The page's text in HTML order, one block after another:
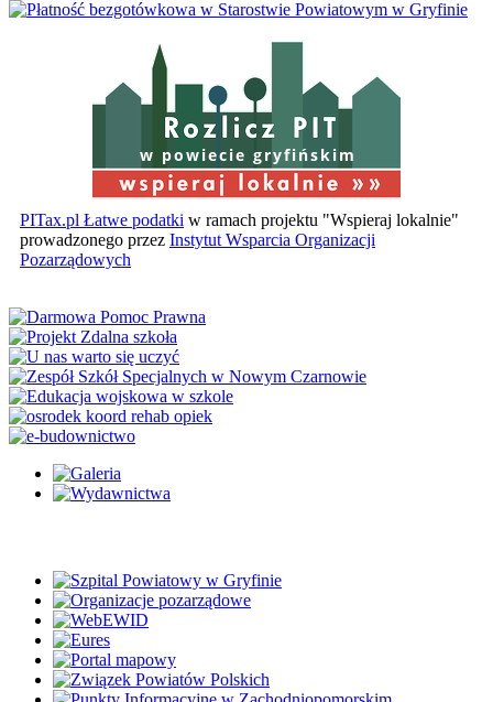
w powiecie gryfińskim
PITax.pl Łatwe podatki w ramach projektu "Wspieraj lokalnie"
prowadzonego przez Instytut Wsparcia Organizacji
Pozarządowych